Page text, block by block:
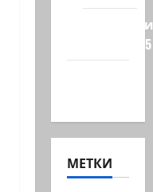
сайта 2025
МЕТКИ